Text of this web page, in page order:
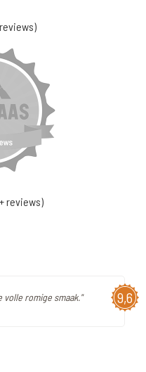
reviews)
9,6
volle romige smaak."